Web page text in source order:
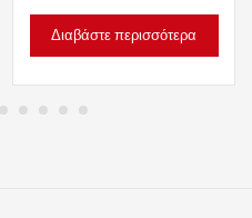
Διαβάστε περισσότερα